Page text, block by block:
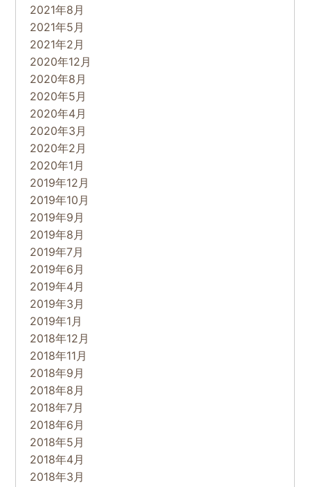
2021年8月
2021年5月
2021年2月
2020年12月
2020年8月
2020年5月
2020年4月
2020年3月
2020年2月
2020年1月
2019年12月
2019年10月
2019年9月
2019年8月
2019年7月
2019年6月
2019年4月
2019年3月
2019年1月
2018年12月
2018年11月
2018年9月
2018年8月
2018年7月
2018年6月
2018年5月
2018年4月
2018年3月